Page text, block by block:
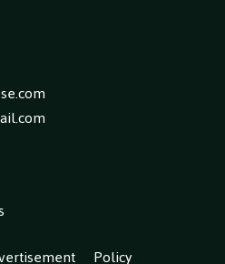
Policy